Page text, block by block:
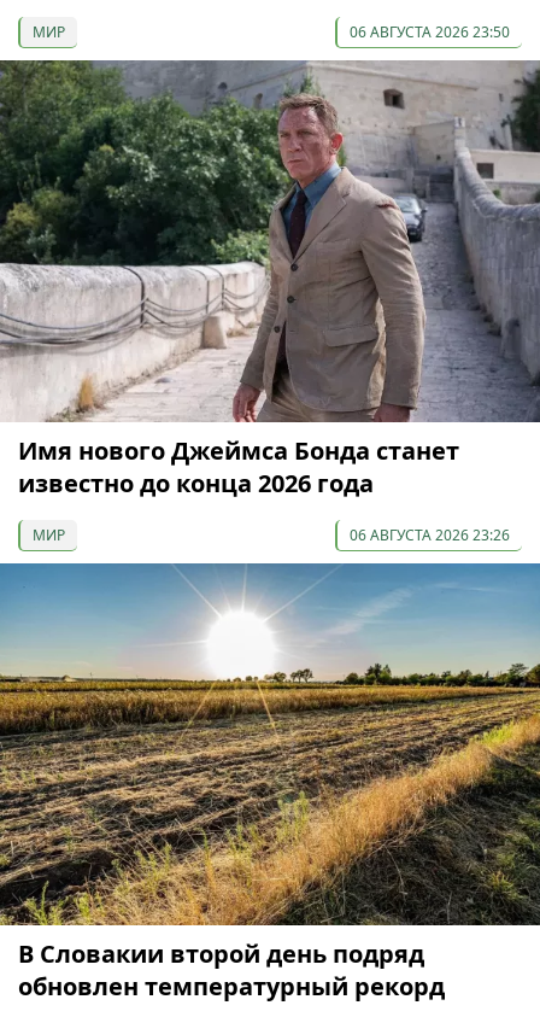
МИР 06 АВГУСТА 2026 23:50
Имя нового Джеймса Бонда станет
известно до конца 2026 года
МИР 06 АВГУСТА 2026 23:26
В Словакии второй день подряд
обновлен температурный рекорд